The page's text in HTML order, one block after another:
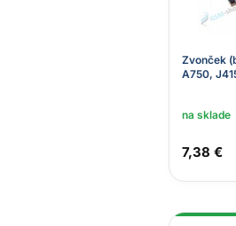
Zvonček
A750,
na sklade
7,38 €